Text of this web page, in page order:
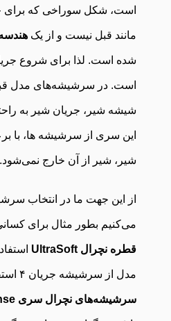
است، شکل سوراخی که برای
مانند قبل نیست و از یک
شده است. لذا برای شروع
است. در سرشیشه‌های مدل
شیشه شیر، جریان شیر به
این سری از سرشیشه ها،
شیر، شیر از آن خارج نمی‌شود.
از این جهت ما در انتخاب
می‌کنیم بطور مثال برای
قطره نچرال UltraSoft
مدل از سرشیشه جریان ۴ استفاده کنند. در
سرشیشه‌های نچرال سری response